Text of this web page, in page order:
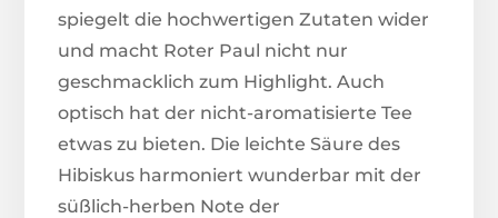
spiegelt die hochwertigen Zutaten wider
und macht Roter Paul nicht nur
geschmacklich zum Highlight. Auch
optisch hat der nicht-aromatisierte Tee
etwas zu bieten. Die leichte Säure des
Hibiskus harmoniert wunderbar mit der
süßlich-herben Note der